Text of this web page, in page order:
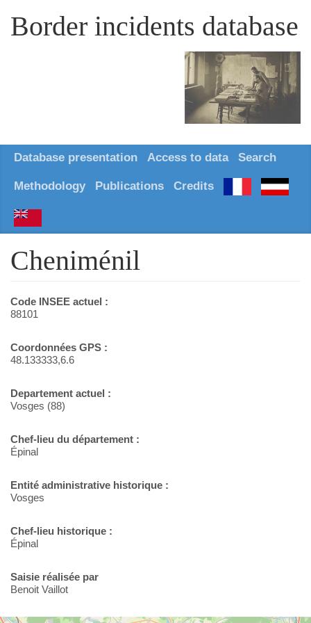
Border incidents database
Database presentation Access to data Search
Methodology Publications Credits
Cheniménil
Code INSEE actuel :
88101
Coordonnées GPS :
48.133333,6.6
Departement actuel :
Vosges (88)
Chef-lieu du département :
Épinal
Entité administrative historique :
Vosges
Chef-lieu historique :
Épinal
Saisie réalisée par
Benoit Vaillot